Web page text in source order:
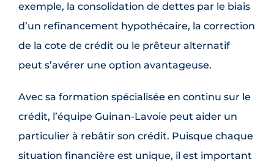
exemple, la consolidation de dettes par le biais
d’un refinancement hypothécaire, la correction
de la cote de crédit ou le prêteur alternatif
peut s’avérer une option avantageuse.
Avec sa formation spécialisée en continu sur le
crédit, l’équipe Guinan-Lavoie peut aider un
particulier à rebâtir son crédit. Puisque chaque
situation financière est unique, il est important